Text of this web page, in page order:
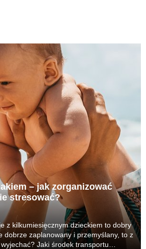
– jak zorganizować
stresować?
z kilkumiesięcznym dzieckiem to dobry
dobrze zaplanowany i przemyślany, to z
Jaki środek transportu